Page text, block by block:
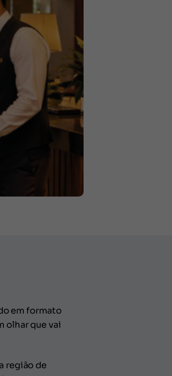
em formato
olhar que vai
região de